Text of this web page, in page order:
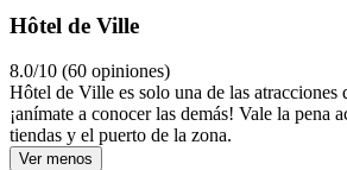
Hôtel de Ville
8.0/10 (60 opiniones)
Hôtel de Ville es solo una de las atracciones
¡anímate a conocer las demás! Vale la pena
tiendas y el puerto de la zona.
Ver menos